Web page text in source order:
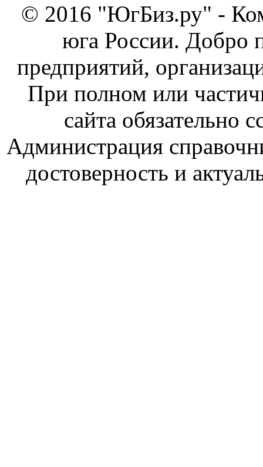
© 2016 "ЮгБиз.ру" -
юга России. Добро
предприятий,
При полном или
сайта обязательно
Администрация
достоверность и